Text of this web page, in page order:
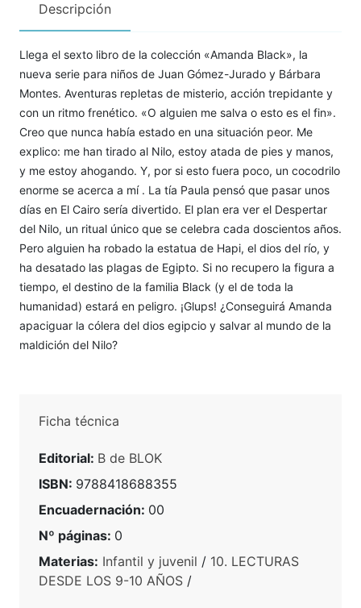
Descripción
Llega el sexto libro de la colección «Amanda Black», la
nueva serie para niños de Juan Gómez-Jurado y Bárbara
Montes. Aventuras repletas de misterio, acción trepidante y
con un ritmo frenético. «O alguien me salva o esto es el fin».
Creo que nunca había estado en una situación peor. Me
explico: me han tirado al Nilo, estoy atada de pies y manos,
y me estoy ahogando. Y, por si esto fuera poco, un cocodrilo
enorme se acerca a mí . La tía Paula pensó que pasar unos
días en El Cairo sería divertido. El plan era ver el Despertar
del Nilo, un ritual único que se celebra cada doscientos años.
Pero alguien ha robado la estatua de Hapi, el dios del río, y
ha desatado las plagas de Egipto. Si no recupero la figura a
tiempo, el destino de la familia Black (y el de toda la
humanidad) estará en peligro. ¡Glups! ¿Conseguirá Amanda
apaciguar la cólera del dios egipcio y salvar al mundo de la
maldición del Nilo?
Ficha técnica
Editorial: B de BLOK
ISBN: 9788418688355
Encuadernación: 00
Nº páginas: 0
Materias: Infantil y juvenil / 10. LECTURAS
DESDE LOS 9-10 AÑOS /